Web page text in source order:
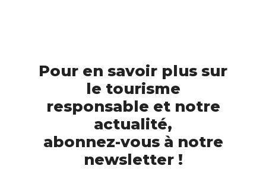
Pour en savoir plus sur
le tourisme
responsable et notre
actualité,
abonnez-vous à notre
newsletter !